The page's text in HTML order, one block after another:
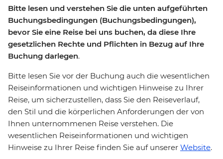
Bitte lesen und verstehen Sie die unten aufgeführten
Buchungsbedingungen (Buchungsbedingungen),
bevor Sie eine Reise bei uns buchen, da diese Ihre
gesetzlichen Rechte und Pflichten in Bezug auf Ihre
Buchung darlegen.
Bitte lesen Sie vor der Buchung auch die wesentlichen
Reiseinformationen und wichtigen Hinweise zu Ihrer
Reise, um sicherzustellen, dass Sie den Reiseverlauf,
den Stil und die körperlichen Anforderungen der von
Ihnen unternommenen Reise verstehen. Die
wesentlichen Reiseinformationen und wichtigen
Hinweise zu Ihrer Reise finden Sie auf unserer Website.